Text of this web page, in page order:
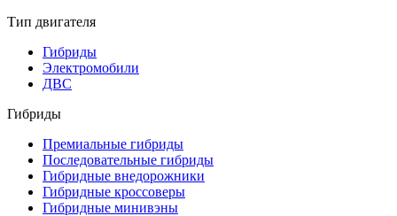
Тип двигателя
Гибриды
Электромобили
ДВС
Гибриды
Премиальные гибриды
Последовательные гибриды
Гибридные внедорожники
Гибридные кроссоверы
Гибридные минивэны